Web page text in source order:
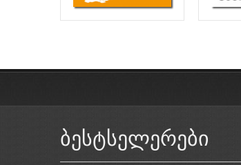
ბესტსელერები